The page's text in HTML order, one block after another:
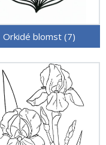
Orkidé blomst (7)